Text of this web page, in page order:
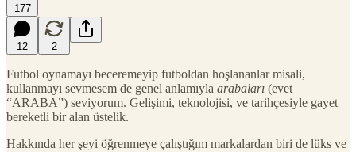
177
12 2
Futbol oynamayı beceremeyip futboldan hoşlananlar misali,
kullanmayı sevmesem de genel anlamıyla arabaları (evet
“ARABA”) seviyorum. Gelişimi, teknolojisi, ve tarihçesiyle gayet
bereketli bir alan üstelik.
Hakkında her şeyi öğrenmeye çalıştığım markalardan biri de lüks ve